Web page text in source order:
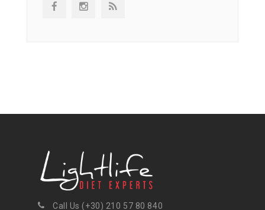
Call Us (+30) 210 57 80 840